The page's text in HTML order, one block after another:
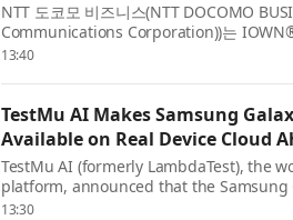
NTT 도코모 비즈니스(NTT DOCOMO
Communications Corporation))는
활용해 ‘코델코’의 구리광산 원격 운영을
13:40
TestMu AI Makes Samsung
Available on Real Device Cloud
TestMu AI (formerly LambdaTest), the
platform, announced that the Samsung
available for testing on its Real Device
13:30